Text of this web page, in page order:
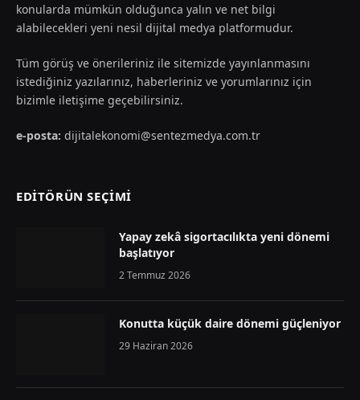
konularda mümkün olduğunca yalın ve net bilgi
alabilecekleri yeni nesil dijital medya platformudur.
Tüm görüş ve önerileriniz ile sitemizde yayınlanmasını
istediğiniz yazılarınız, haberleriniz ve yorumlarınız için
bizimle iletişime geçebilirsiniz.
e-posta: dijitalekonomi@sentezmedya.com.tr
EDİTÖRÜN SEÇİMİ
Yapay zekâ sigortacılıkta yeni dönemi
başlatıyor
2 Temmuz 2026
Konutta küçük daire dönemi güçleniyor
29 Haziran 2026